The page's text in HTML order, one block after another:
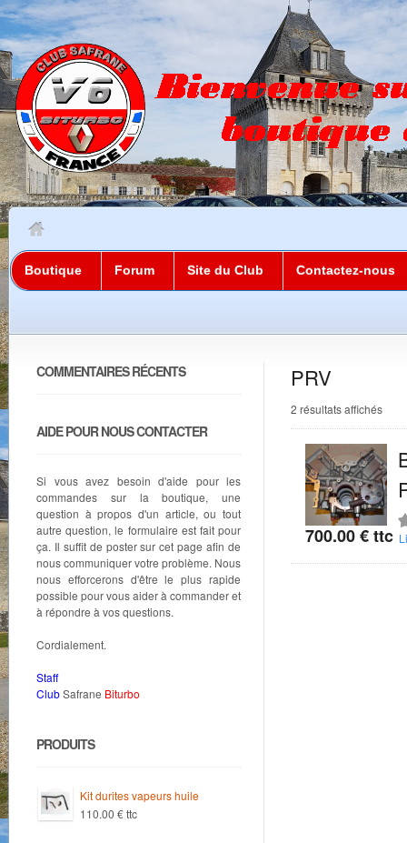
Boutique Forum Site du Club Contactez-nous
PRV
2 résultats affichésTrié
700.00€ ttc
COMMENTAIRES RÉCENTS
AIDE POUR NOUS CONTACTER
Si vous avez besoin d'aide pour les
commandes sur la boutique, une
question à propos d'un article, ou tout
autre question, le formulaire est fait pour
ça. Il suffit de poster sur cet page afin de
nous communiquer votre problème. Nous
nous efforcerons d'être le plus rapide
possible pour vous aider à commander et
à répondre à vos questions.
Cordialement.
Staff
ClubSafrane Biturbo
PRODUITS
Kit durites vapeurs huile
110.00 €ttc